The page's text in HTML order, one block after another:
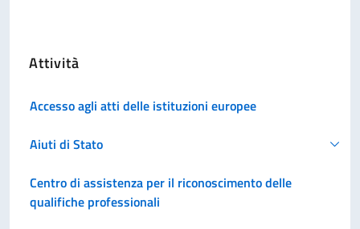
Attività
Accesso agli atti delle istituzioni europee
Aiuti di Stato
Centro di assistenza per il riconoscimento delle
qualifiche professionali